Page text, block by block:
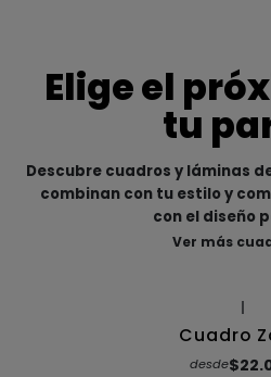
Elige el
tu
Descubre cuadros y láminas
combinan con tu estilo y
con el diseño
Ver más
Cuadro
desde